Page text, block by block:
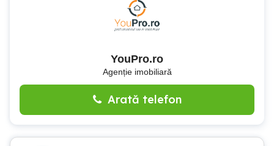
YouPro.ro
Agenție imobiliară
Arată telefon